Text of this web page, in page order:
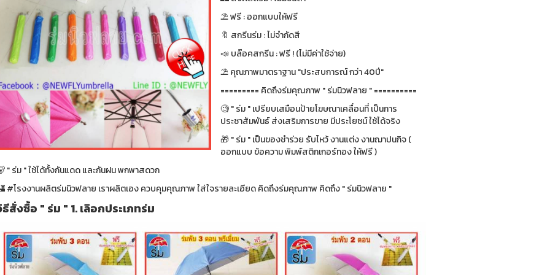
⛱ ฟรี : ออกแบบให้ฟรี
🔖 สกรีนร่ม : ไม่จำกัดสี
📣 บล๊อคสกรีน : ฟรี ! (ไม่มีค่าใช้จ่าย)
⛱ คุณภาพมาตราฐาน "ประสบการณ์ กว่า 40ปี"
========= คิดถึงร่มคุณภาพ " ร่มนิวฟลาย " ==========
🧐 " ร่ม " เปรียบเสมือนป้ายโฆษณาเคลื่อนที่ เป็นการ
ประชาสัมพันธ์ ส่งเสริมการขาย มีประโยชน์ ใช้ได้จริง
🎁 " ร่ม " เป็นของชำร่วย รับไหว้ งานแต่ง งานฌาปนกิจ (
ออกแบบ ข้อความ พิมพ์สติกเกอร์ทอง ให้ฟรี )
" ร่ม " ใช้ได้ทั้งกันแดด และกันฝน พกพาสดวก
#โรงงานผลิตร่มนิวฟลาย เราผลิตเอง ควบคุมคุณภาพ ใส่ใจรายละเอียด คิดถึงร่มคุณภาพ คิดถึง " ร่มนิวฟลาย "
สั่งซื้อ " ร่ม " 1. เลิอกประเภทร่ม